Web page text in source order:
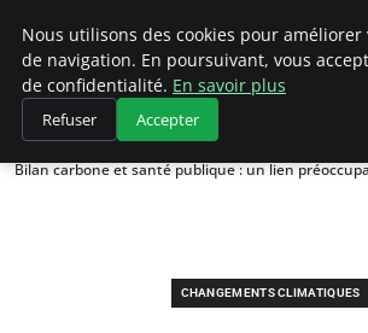
Climategatecountryclub.com
Accueil
Changements climatiques
Bilan carbone et santé publique : un lien
CHANGEMENTS CLIMATIQUES
Nous utilisons des cookies pour
de navigation. En poursuivant, vous
de confidentialité. En savoir plus
Refuser Accepter